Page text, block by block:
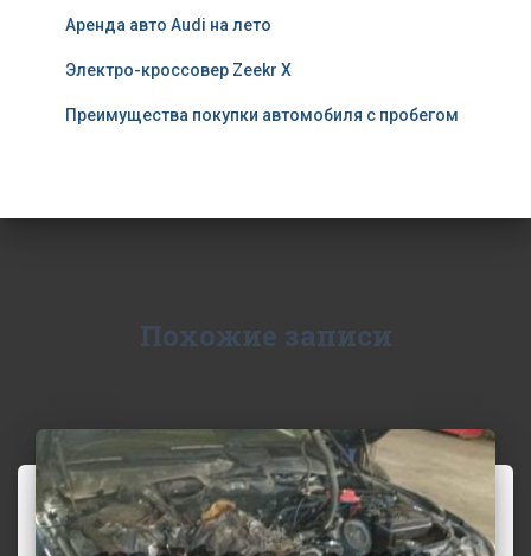
Аренда авто Audi на лето
Электро-кроссовер Zeekr X
Преимущества покупки автомобиля с пробегом
Похожие записи